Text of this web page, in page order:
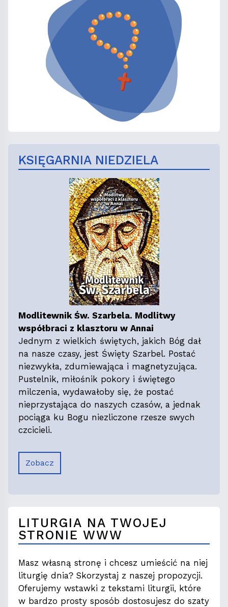
KSIĘGARNIA NIEDZIELA
Modlitewnik Św. Szarbela. Modlitwy
współbraci z klasztoru w Annai
Jednym z wielkich świętych, jakich Bóg dał
na nasze czasy, jest Święty Szarbel. Postać
niezwykła, zdumiewająca i magnetyzująca.
Pustelnik, miłośnik pokory i świętego
milczenia, wydawałoby się, że postać
nieprzystająca do naszych czasów, a jednak
pociąga ku Bogu niezliczone rzesze swych
czcicieli.
Zobacz
LITURGIA NA TWOJEJ
STRONIE WWW
Masz własną stronę i chcesz umieścić na niej
liturgię dnia? Skorzystaj z naszej propozycji.
Oferujemy wstawki z tekstami liturgii, które
w bardzo prosty sposób dostosujesz do szaty